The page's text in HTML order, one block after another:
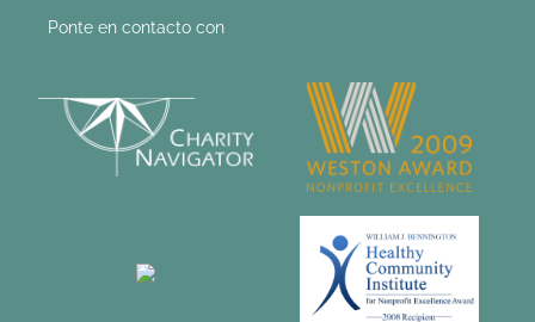
Ponte en contacto con